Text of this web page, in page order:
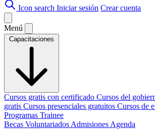
Icon search Iniciar sesión Crear cuenta
Menú
Capacitaciones
Cursos gratis con certificado Cursos del
gratis Cursos presenciales gratuitos Cursos de
Programas Trainee
Becas Voluntariados Admisiones Agenda